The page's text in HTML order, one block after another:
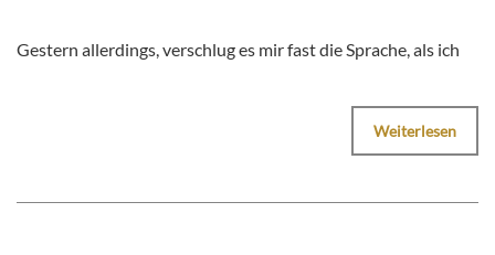
Gestern allerdings, verschlug es mir fast die Sprache, als ich
Weiterlesen